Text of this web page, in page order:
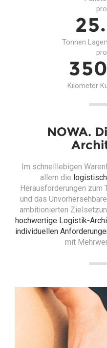
25.
Tonnen
350
Kilometer
NOWA.
Im schnelllebigen
allem die
Herausforderungen zum
und das
ambitionierten
hochwertige Logistik-
individuellen
mit